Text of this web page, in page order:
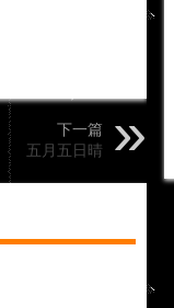
下一篇
五月五日晴